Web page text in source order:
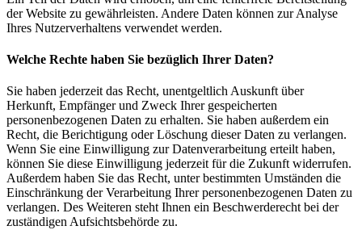
der Website zu gewährleisten. Andere Daten können zur Analyse
Ihres Nutzerverhaltens verwendet werden.
Welche Rechte haben Sie bezüglich Ihrer Daten?
Sie haben jederzeit das Recht, unentgeltlich Auskunft über
Herkunft, Empfänger und Zweck Ihrer gespeicherten
personenbezogenen Daten zu erhalten. Sie haben außerdem ein
Recht, die Berichtigung oder Löschung dieser Daten zu verlangen.
Wenn Sie eine Einwilligung zur Datenverarbeitung erteilt haben,
können Sie diese Einwilligung jederzeit für die Zukunft widerrufen.
Außerdem haben Sie das Recht, unter bestimmten Umständen die
Einschränkung der Verarbeitung Ihrer personenbezogenen Daten zu
verlangen. Des Weiteren steht Ihnen ein Beschwerderecht bei der
zuständigen Aufsichtsbehörde zu.